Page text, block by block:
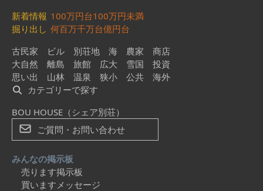
新着情報 100万円台100万円未満
掘り出し 何百万千万台億円台
古民家
ビル 別荘地 海 農家
商店
大自然
離島 旅館 広大 雪国
投資
思い出
山林 温泉 狭小 公共
海外
カテゴリーで探す
BOU HOUSE（シェア別荘）
ご質問・お問い合わせ
みんなの掲示板
売ります掲示板
買いますメッセージ